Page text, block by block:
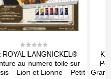
0
of
5
Kit ROYAL LANGNICKEL®
Peinture au numéro Junior
Format – Famille de lions